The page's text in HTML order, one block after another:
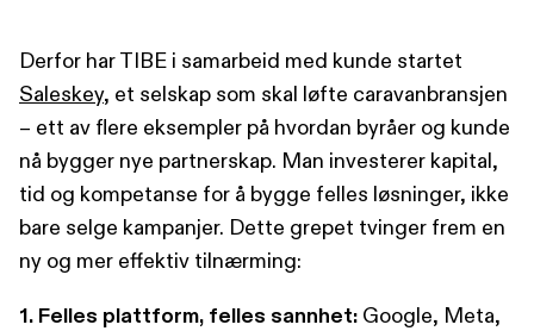
Derfor har TIBE i samarbeid med kunde startet
Saleskey, et selskap som skal løfte caravanbransjen
– ett av flere eksempler på hvordan byråer og kunde
nå bygger nye partnerskap. Man investerer kapital,
tid og kompetanse for å bygge felles løsninger, ikke
bare selge kampanjer. Dette grepet tvinger frem en
ny og mer effektiv tilnærming:
1. Felles plattform, felles sannhet: Google, Meta,